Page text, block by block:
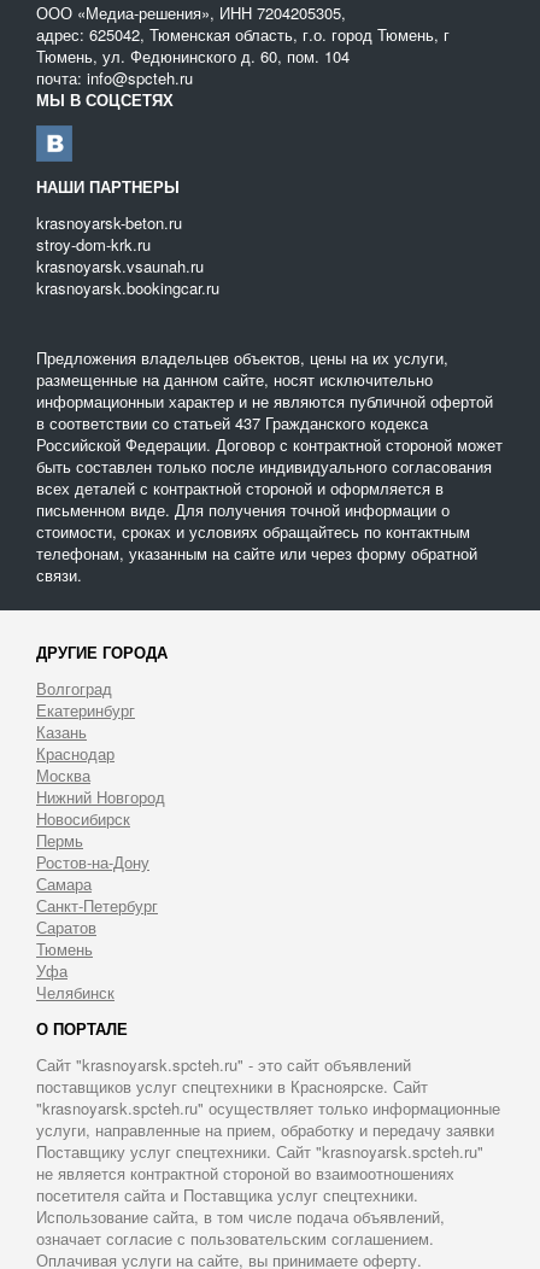
ООО «Медиа-решения», ИНН 7204205305,
адрес: 625042, Тюменская область, г.о. город Тюмень, г
Тюмень, ул. Федюнинского д. 60, пом. 104
почта: info@spcteh.ru
МЫ В СОЦСЕТЯХ
НАШИ ПАРТНЕРЫ
krasnoyarsk-beton.ru
stroy-dom-krk.ru
krasnoyarsk.vsaunah.ru
krasnoyarsk.bookingcar.ru
Предложения владельцев объектов, цены на их услуги,
размещенные на данном сайте, носят исключительно
информационныи характер и не являются публичной офертой
в соответствии со статьей 437 Гражданского кодекса
Российской Федерации. Договор с контрактной стороной может
быть составлен только после индивидуального согласования
всех деталей с контрактной стороной и оформляется в
письменном виде. Для получения точной информации о
стоимости, сроках и условиях обращайтесь по контактным
телефонам, указанным на сайте или через форму обратной
связи.
ДРУГИЕ ГОРОДА
Волгоград
Екатеринбург
Казань
Краснодар
Москва
Нижний Новгород
Новосибирск
Пермь
Ростов-на-Дону
Самара
Санкт-Петербург
Саратов
Тюмень
Уфа
Челябинск
О ПОРТАЛЕ
Сайт "krasnoyarsk.spcteh.ru" - это сайт объявлений
поставщиков услуг спецтехники в Красноярске. Сайт
"krasnoyarsk.spcteh.ru" осуществляет только информационные
услуги, направленные на прием, обработку и передачу заявки
Поставщику услуг спецтехники. Сайт "krasnoyarsk.spcteh.ru"
не является контрактной стороной во взаимоотношениях
посетителя сайта и Поставщика услуг спецтехники.
Использование сайта, в том числе подача объявлений,
означает согласие с пользовательским соглашением.
Оплачивая услуги на сайте, вы принимаете оферту.